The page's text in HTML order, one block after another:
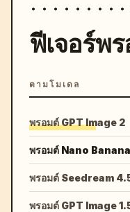
ฟีเจอร์พ
ตามโมเดล
พรอมต์ GPT Image 2
พรอมต์ Nano
พรอมต์ Seedream
พรอมต์ GPT Image